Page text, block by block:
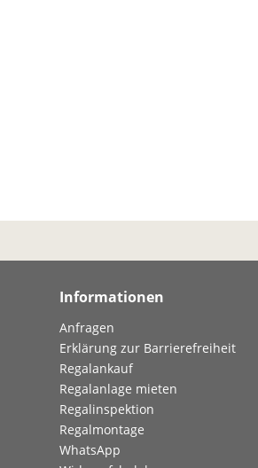
Informationen
Anfragen
Erklärung zur Barrierefreiheit
Regalankauf
Regalanlage mieten
Regalinspektion
Regalmontage
WhatsApp